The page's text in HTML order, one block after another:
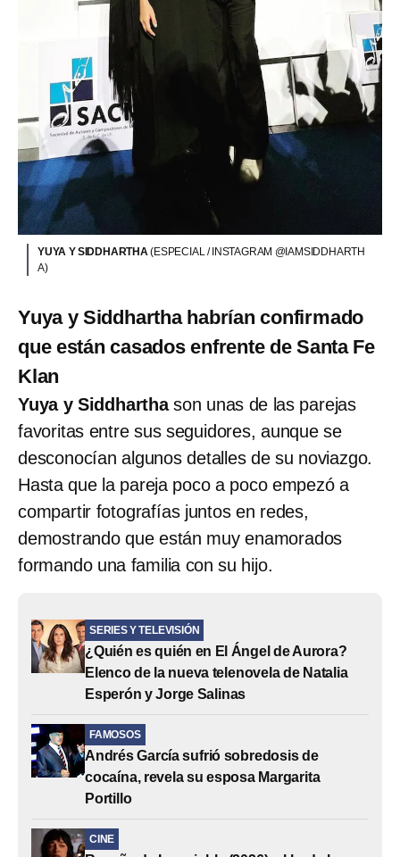
YUYA Y SIDDHARTHA(ESPECIAL / INSTAGRAM @IAMSIDDHARTH
A)
Yuya y Siddhartha habrían confirmado
que están casados enfrente de Santa Fe
Klan
Yuya y Siddharthason unas de las parejas
favoritas entre sus seguidores, aunque se
desconocían algunos detalles de su noviazgo.
Hasta que la pareja poco a poco empezó a
compartir fotografías juntos en redes,
demostrando que están muy enamorados
formando una familia con su hijo.
SERIES Y TELEVISIÓN
¿Quién es quién en El Ángel de Aurora?
Elenco de la nueva telenovela de Natalia
Esperón y Jorge Salinas
FAMOSOS
Andrés García sufrió sobredosis de
cocaína, revela su esposa Margarita
Portillo
CINE